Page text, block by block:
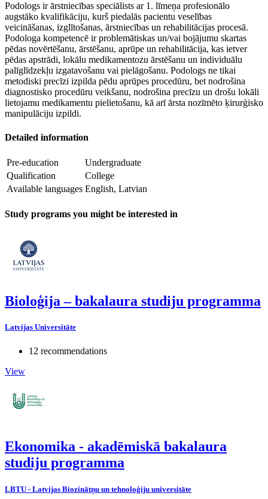
Podologs ir ārstniecības speciālists ar 1. līmeņa profesionālo
augstāko kvalifikāciju, kurš piedalās pacientu veselības
veicināšanas, izglītošanas, ārstniecības un rehabilitācijas procesā.
Podologa kompetencē ir problemātiskas un/vai bojājumu skartas
pēdas novērtēšanu, ārstēšanu, aprūpe un rehabilitācija, kas ietver
pēdas apstrādi, lokālu medikamentozu ārstēšanu un individuālu
palīglīdzekļu izgatavošanu vai pielāgošanu. Podologs ne tikai
metodiski precīzi izpilda pēdu aprūpes procedūru, bet nodrošina
diagnostisko procedūru veikšanu, nodrošina precīzu un drošu lokāli
lietojamu medikamentu pielietošanu, kā arī ārsta nozīmēto ķirurģisko
manipulāciju izpildi.
Detailed information
Pre-education
Undergraduate
Qualification
College
Available languages English, Latvian
Study programs you might be interested in
Bioloģija – bakalaura studiju programma
Latvijas Universitāte
12 recommendations
View
Ekonomika - akadēmiskā bakalaura
studiju programma
LBTU - Latvijas Biozinātņu un tehnoloģiju universitāte